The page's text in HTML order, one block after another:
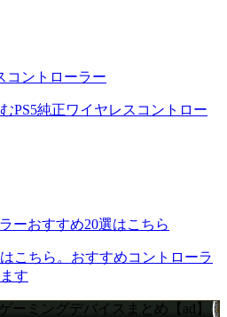
コントローラー
PS5純正ワイヤレスコントロー
ーおすすめ20選はこちら
こちら。おすすめコントローラ
す
ーミングデバイスまとめ【ad】